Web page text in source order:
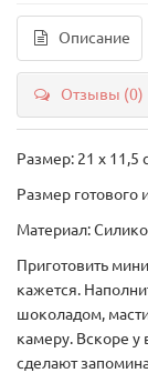
Описание
Отзывы (0)
Размер: 21 x 11,5
Размер готового
Материал:
Приготовить
кажется.
шоколадом,
камеру. Вскоре у
сделают